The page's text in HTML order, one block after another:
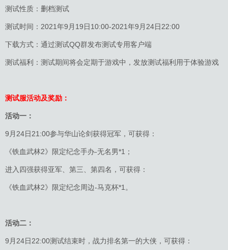
测试性质：删档测试
测试时间：2021年9月19日10:00-2021年9月24日22:00
下载方式：通过测试QQ群发布测试专用客户端
测试福利：测试期间将会定期于游戏中，发放测试福利用于体验游戏
测试服活动及奖励：
活动一：
9月24日21:00参与华山论剑获得冠军，可获得：
《铁血武林2》限定纪念手办-无名男*1；
进入四强获得亚军、第三、第四名，可获得：
《铁血武林2》限定纪念周边-马克杯*1。
活动二：
9月24日22:00测试结束时，战力排名第一的大侠，可获得：